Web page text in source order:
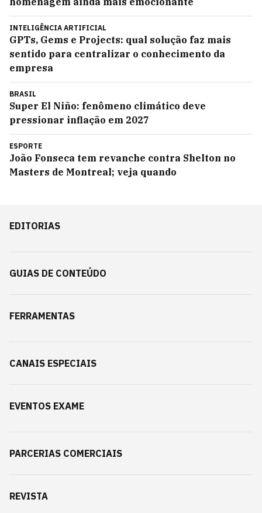
INTELIGÊNCIA ARTIFICIAL
GPTs, Gems e Projects: qual solução faz mais
sentido para centralizar o conhecimento da
empresa
BRASIL
Super El Niño: fenômeno climático deve
pressionar inflação em 2027
ESPORTE
João Fonseca tem revanche contra Shelton no
Masters de Montreal; veja quando
EDITORIAS
GUIAS DE CONTEÚDO
FERRAMENTAS
CANAIS ESPECIAIS
EVENTOS EXAME
PARCERIAS COMERCIAIS
REVISTA